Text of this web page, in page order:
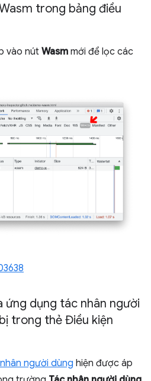
trong bảng điều
vào nút Wasm mới để lọc các
ứng dụng tác nhân người
trong thẻ Điều kiện
người dùng hiện được áp